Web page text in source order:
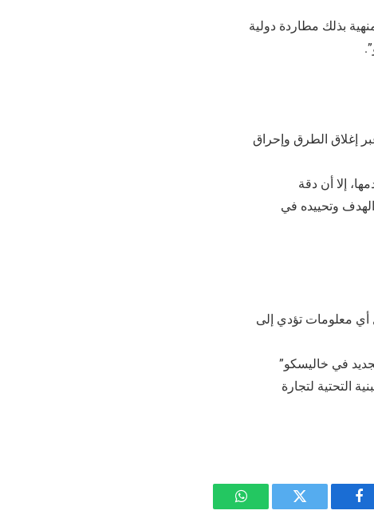
بذلك مطاردة دولية
إغلاق الطرق وإحراق
إلا أن دقة
وتحييده في
ضخمة تصل إلى 15 مليون دولار مقابل أي معلومات تؤدي إلى
في خاليسكو”
التحتية لتجارة
فيسبوك تويتر واتساب